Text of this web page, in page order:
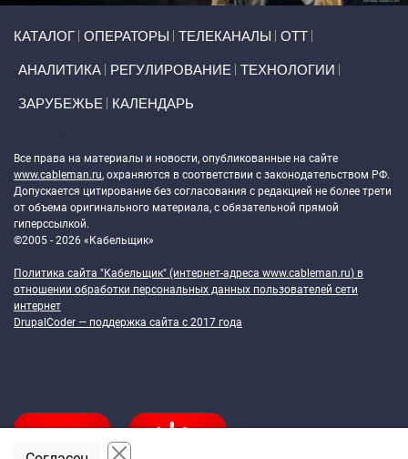
КАТАЛОГ ОПЕРАТОРЫ ТЕЛЕКАНАЛЫ ОТТ
АНАЛИТИКА РЕГУЛИРОВАНИЕ ТЕХНОЛОГИИ
ЗАРУБЕЖЬЕ КАЛЕНДАРЬ
Все права на материалы и новости, опубликованные на сайте
www.cableman.ru, охраняются в соответствии с законодательством РФ.
Допускается цитирование без согласования с редакцией не более трети
от объема оригинального материала, с обязательной прямой
гиперссылкой.
©2005 - 2026 «Кабельщик»
Политика сайта "Кабельщик" (интернет-адреса www.cableman.ru) в
отношении обработки персональных данных пользователей сети
интернет
DrupalCoder — поддержка сайта c 2017 года